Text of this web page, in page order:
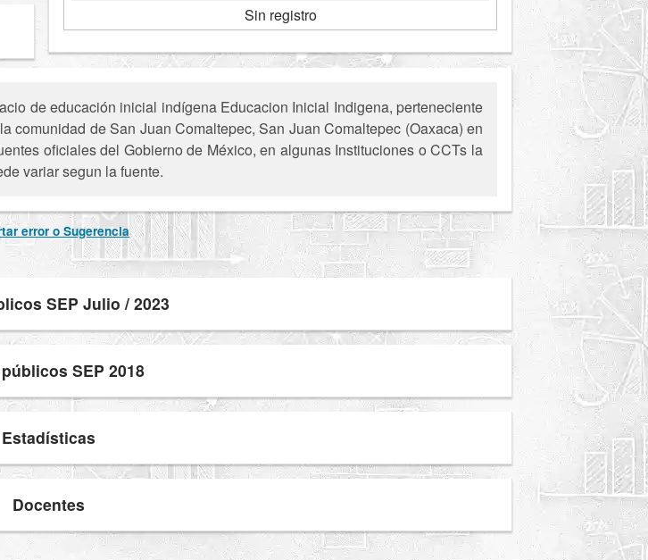
Sin registro
de educación inicial indígena Educacion Inicial Indigena, perteneciente
comunidad de San Juan Comaltepec, San Juan Comaltepec (Oaxaca) en
oficiales del Gobierno de México, en algunas Instituciones o CCTs la
variar segun la fuente.
error o Sugerencia
SEP Julio / 2023
SEP 2018
Estadísticas
Docentes